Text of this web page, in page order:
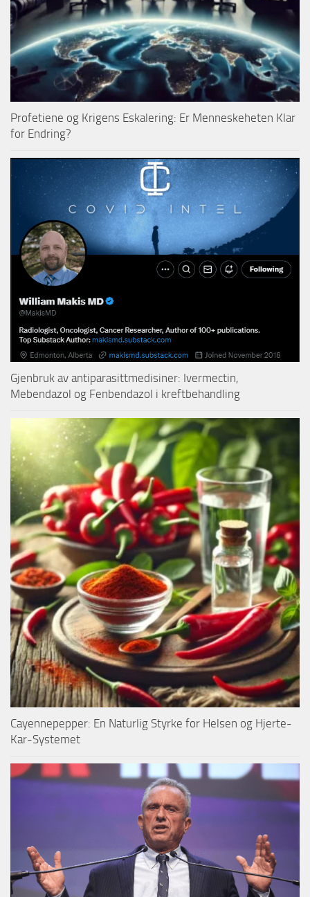
Profetiene og Krigens Eskalering: Er Menneskeheten Klar
for Endring?
Gjenbruk av antiparasittmedisiner: Ivermectin,
Mebendazol og Fenbendazol i kreftbehandling
Cayennepepper: En Naturlig Styrke for Helsen og Hjerte-
Kar-Systemet